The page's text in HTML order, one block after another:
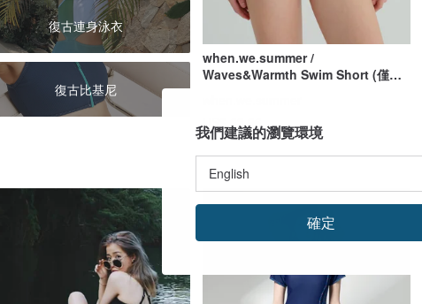
復古連身泳衣
復古比基尼
when.we.summer /
Waves&Warmth Swim Short (僅褲
US$ 63.96
我們建議的瀏覽環境
確定